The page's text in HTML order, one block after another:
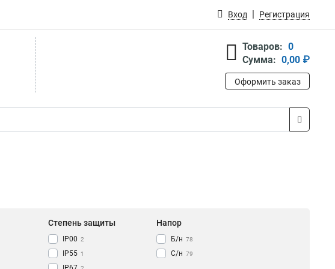
Вход Регистрация
Товаров: 0
Сумма: 0,00 ₽
Оформить заказ
Степень защиты
IP00 2
IP55 1
Напор
Б/н 78
С/н 79